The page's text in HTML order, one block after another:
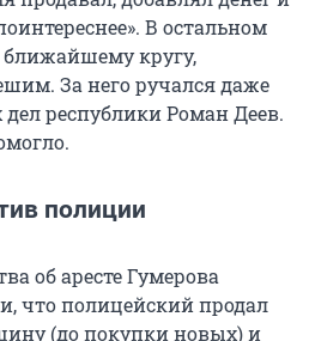
В остальном
ближайшему кругу,
За него ручался даже
республики Роман Деев.
полиции
об аресте Гумерова
что полицейский продал
(до покупки новых) и